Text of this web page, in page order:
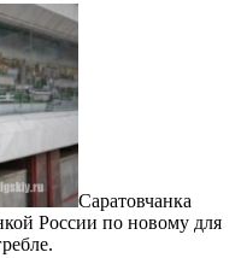
Саратовчанка
России по новому для